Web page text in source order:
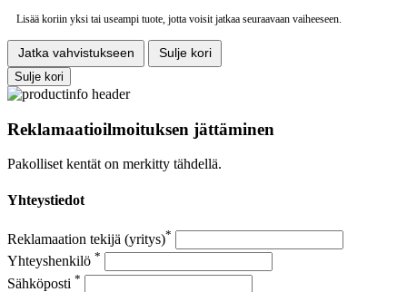
Lisää koriin yksi tai useampi tuote, jotta voisit jatkaa seuraavaan vaiheeseen.
Jatka vahvistukseen
Sulje kori
Sulje kori
Reklamaatioilmoituksen jättäminen
Pakolliset kentät on merkitty tähdellä.
Yhteystiedot
Reklamaation tekijä (yritys)*
Yhteyshenkilö *
Sähköposti *